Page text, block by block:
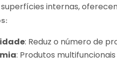
internas,
: Reduz o número de
: Produtos